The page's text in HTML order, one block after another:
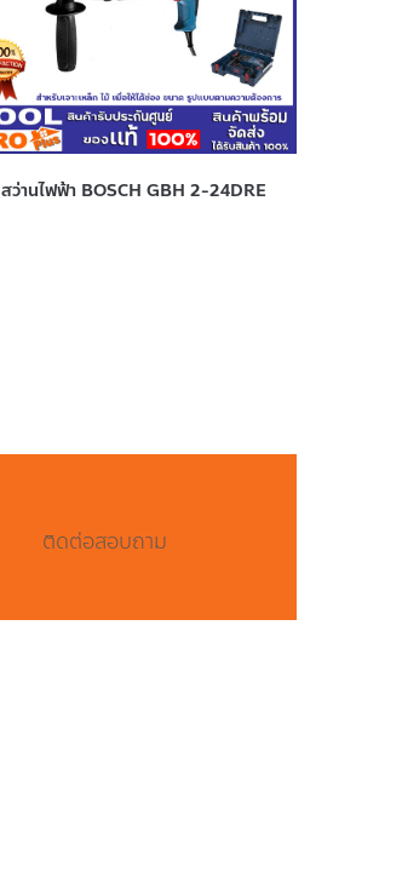
สว่านไฟฟ้า BOSCH GBH 2-24DRE
ติดต่อสอบถาม